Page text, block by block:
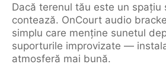
Dacă terenul tău este un spațiu
contează. OnCourt audio
simplu care menține sunetul
suporturile improvizate —
atmosferă mai bună.